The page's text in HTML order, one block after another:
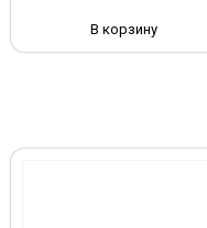
В корзину